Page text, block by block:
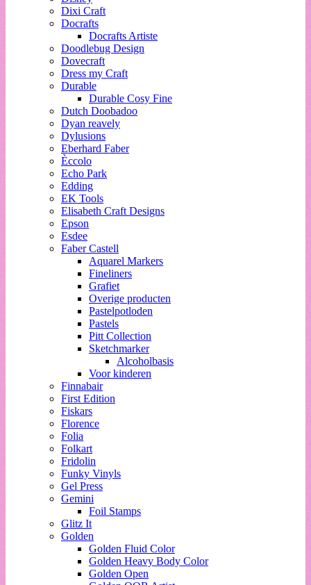
Dixi Craft
Docrafts
Docrafts Artiste
Doodlebug Design
Dovecraft
Dress my Craft
Durable
Durable Cosy Fine
Dutch Doobadoo
Dyan reavely
Dylusions
Eberhard Faber
Èccolo
Echo Park
Edding
EK Tools
Elisabeth Craft Designs
Epson
Esdee
Faber Castell
Aquarel Markers
Fineliners
Grafiet
Overige producten
Pastelpotloden
Pastels
Pitt Collection
Sketchmarker
Alcoholbasis
Voor kinderen
Finnabair
First Edition
Fiskars
Florence
Folia
Folkart
Fridolin
Funky Vinyls
Gel Press
Gemini
Foil Stamps
Glitz It
Golden
Golden Fluid Color
Golden Heavy Body Color
Golden Open